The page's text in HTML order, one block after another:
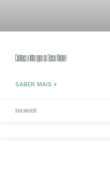
Conheça a linha open da Sessa Marine!
SABER MAIS »
20 de dezembro de 2023